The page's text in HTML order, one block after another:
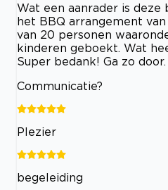
Wat een aanrader is
het BBQ arrangement
van 20 personen
kinderen geboekt. Wat
Super bedank! Ga zo door.
Communicatie?
Plezier
begeleiding